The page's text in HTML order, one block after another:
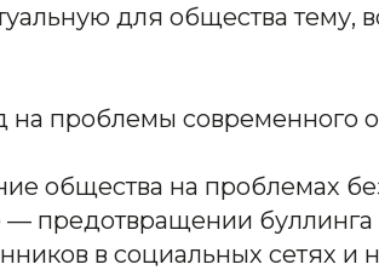
для общества тему,
на проблемы современного
общества на проблемах
— предотвращении буллинга
в социальных сетях и